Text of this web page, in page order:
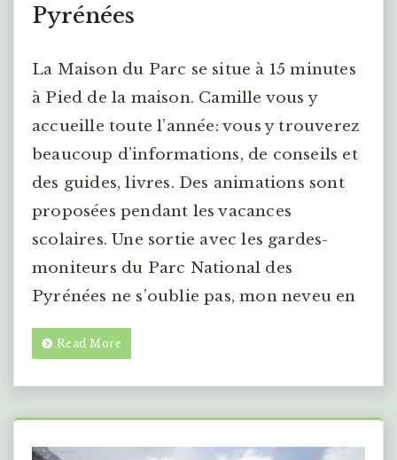
Pyrénées
La Maison du Parc se situe à 15 minutes
à Pied de la maison. Camille vous y
accueille toute l’année: vous y trouverez
beaucoup d’informations, de conseils et
des guides, livres. Des animations sont
proposées pendant les vacances
scolaires. Une sortie avec les gardes-
moniteurs du Parc National des
Pyrénées ne s’oublie pas, mon neveu en
Read More